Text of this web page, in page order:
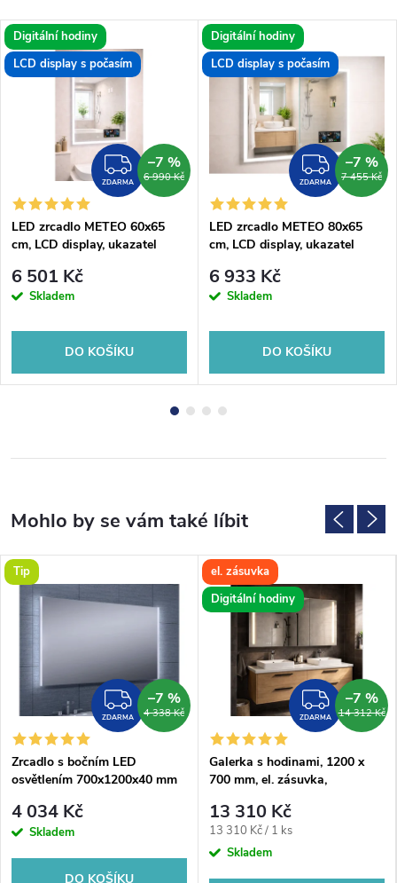
Digitální hodiny
LCD display s počasím
ZDARMA
ZDARMA 6 990 Kč
–7 %
LED zrcadlo METEO 60x65
cm, LCD display, ukazatel
barometr
6 501 Kč
Skladem
DO KOŠÍKU
Digitální hodiny
LCD display s počasím
ZDARMA 7 455 Kč
–7 %
LED zrcadlo METEO 80x65
cm, LCD display, ukazatel
barometr
6 933 Kč
Skladem
DO KOŠÍKU
Tip
ZDARMA
ZDARMA 4 338 Kč
–7 %
Zrcadlo s bočním LED
osvětlením 700x1200x40 mm
4 034 Kč
Skladem
DO KOŠÍKU
el. zásuvka
Digitální hodiny
ZDARMA 14 312 Kč
–7 %
Galerka s hodinami, 1200 x
700 mm, el. zásuvka,
osvětlení
13 310 Kč
Měrná
cena:
13 310 Kč / 1 ks
Skladem